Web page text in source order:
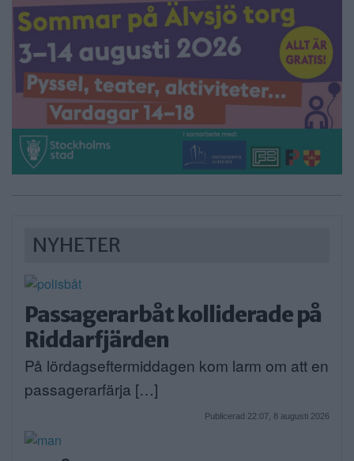
NYHETER
Passagerarbåt kolliderade på
Riddarfjärden
På lördagseftermiddagen kom larm om att en
passagerarfärja […]
Publicerad 22:07, 8 augusti 2026